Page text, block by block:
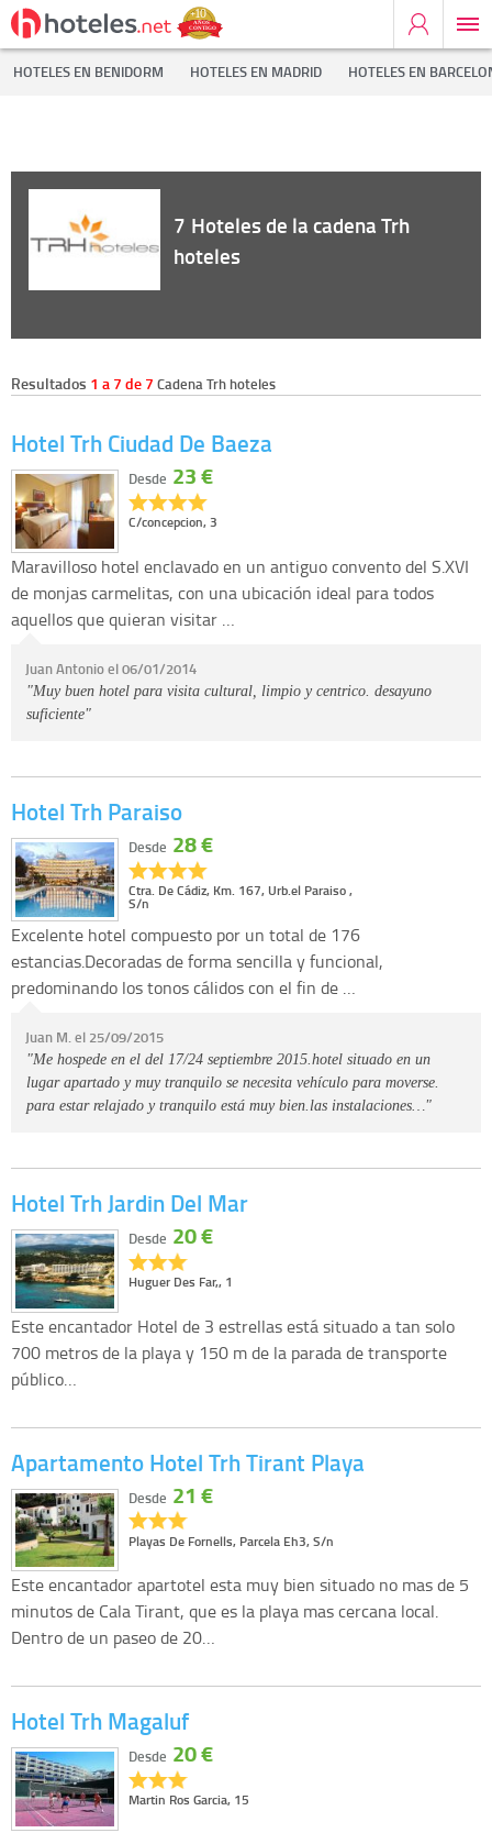
HOTELES EN BENIDORM HOTELES EN MADRID HOTELES EN
Inicio Cadenas Hoteleras Trh hoteles
7 Hoteles de la cadena Trh
hoteles
Resultados 1 a 7 de 7 Cadena Trh hoteles
Hotel Trh Ciudad De Baeza
C/concepcion, 3
Desde 23 €
Maravilloso hotel enclavado en un antiguo convento del S.XVI
de monjas carmelitas, con una ubicación ideal para todos
aquellos que quieran visitar …
Juan Antonio el 06/01/2014
"Muy buen hotel para visita cultural, limpio y centrico. desayuno
suficiente"
Hotel Trh Paraiso
Ctra. De Cádiz, Km. 167, Urb.el Paraiso ,
S/n
Desde 28 €
Excelente hotel compuesto por un total de 176
estancias.Decoradas de forma sencilla y funcional,
predominando los tonos cálidos con el fin de …
Juan M. el 25/09/2015
"Me hospede en el del 17/24 septiembre 2015.hotel situado en un
lugar apartado y muy tranquilo se necesita vehículo para moverse.
para estar relajado y tranquilo está muy bien.las instalaciones…"
Hotel Trh Jardin Del Mar
Huguer Des Far,, 1
Desde 20 €
Este encantador Hotel de 3 estrellas está situado a tan solo
700 metros de la playa y 150 m de la parada de transporte
público…
Apartamento Hotel Trh Tirant Playa
Playas De Fornells, Parcela Eh3, S/n
Desde 21 €
Este encantador apartotel esta muy bien situado no mas de 5
minutos de Cala Tirant, que es la playa mas cercana local.
Dentro de un paseo de 20…
Hotel Trh Magaluf
Martin Ros Garcia, 15
Desde 20 €